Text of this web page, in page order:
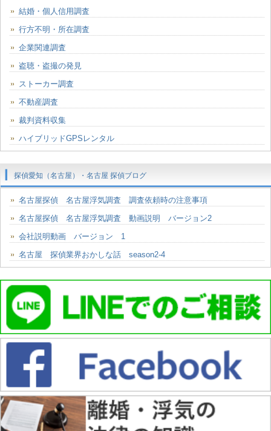
結婚・個人信用調査
行方不明・所在調査
企業関連調査
盗聴・盗撮の発見
ストーカー調査
不動産調査
裁判資料収集
ハイブリッドGPSレンタル
探偵愛知（名古屋）・名古屋 探偵ブログ
名古屋探偵 名古屋浮気調査 調査依頼時の注意事項
名古屋探偵 名古屋浮気調査 動画説明 バージョン2
会社説明動画 バージョン 1
名古屋 探偵業界おかしな話 season2-4